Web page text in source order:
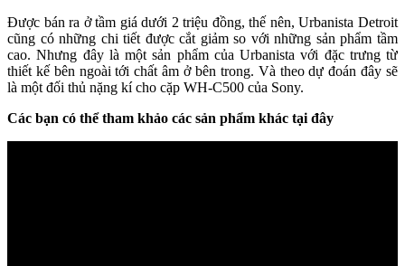
Được bán ra ở tầm giá dưới 2 triệu đồng, thế nên, Urbanista Detroit
cũng có những chi tiết được cắt giảm so với những sản phẩm tầm
cao. Nhưng đây là một sản phẩm của Urbanista với đặc trưng từ
thiết kế bên ngoài tới chất âm ở bên trong. Và theo dự đoán đây sẽ
là một đối thủ nặng kí cho cặp WH-C500 của Sony.
Các bạn có thể tham khảo các sản phẩm khác tại đây